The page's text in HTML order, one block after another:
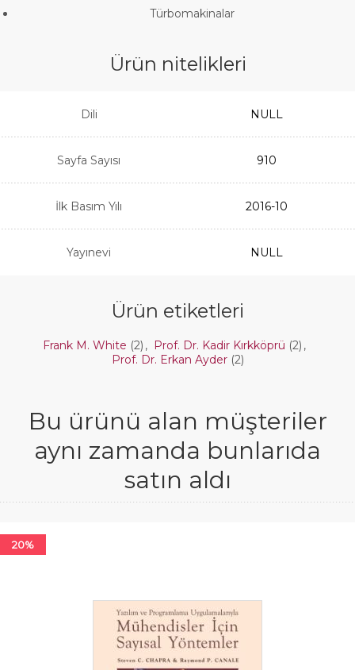
Türbomakinalar
Ürün nitelikleri
Dili NULL
Sayfa Sayısı 910
İlk Basım Yılı 2016-10
Yayınevi NULL
Ürün etiketleri
Frank M. White (2) , Prof. Dr. Kadir Kırkköprü (2) ,
Prof. Dr. Erkan Ayder (2)
Bu ürünü alan müşteriler
aynı zamanda bunlarıda
satın aldı
20%